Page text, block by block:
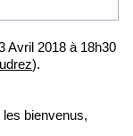
).
bienvenus,